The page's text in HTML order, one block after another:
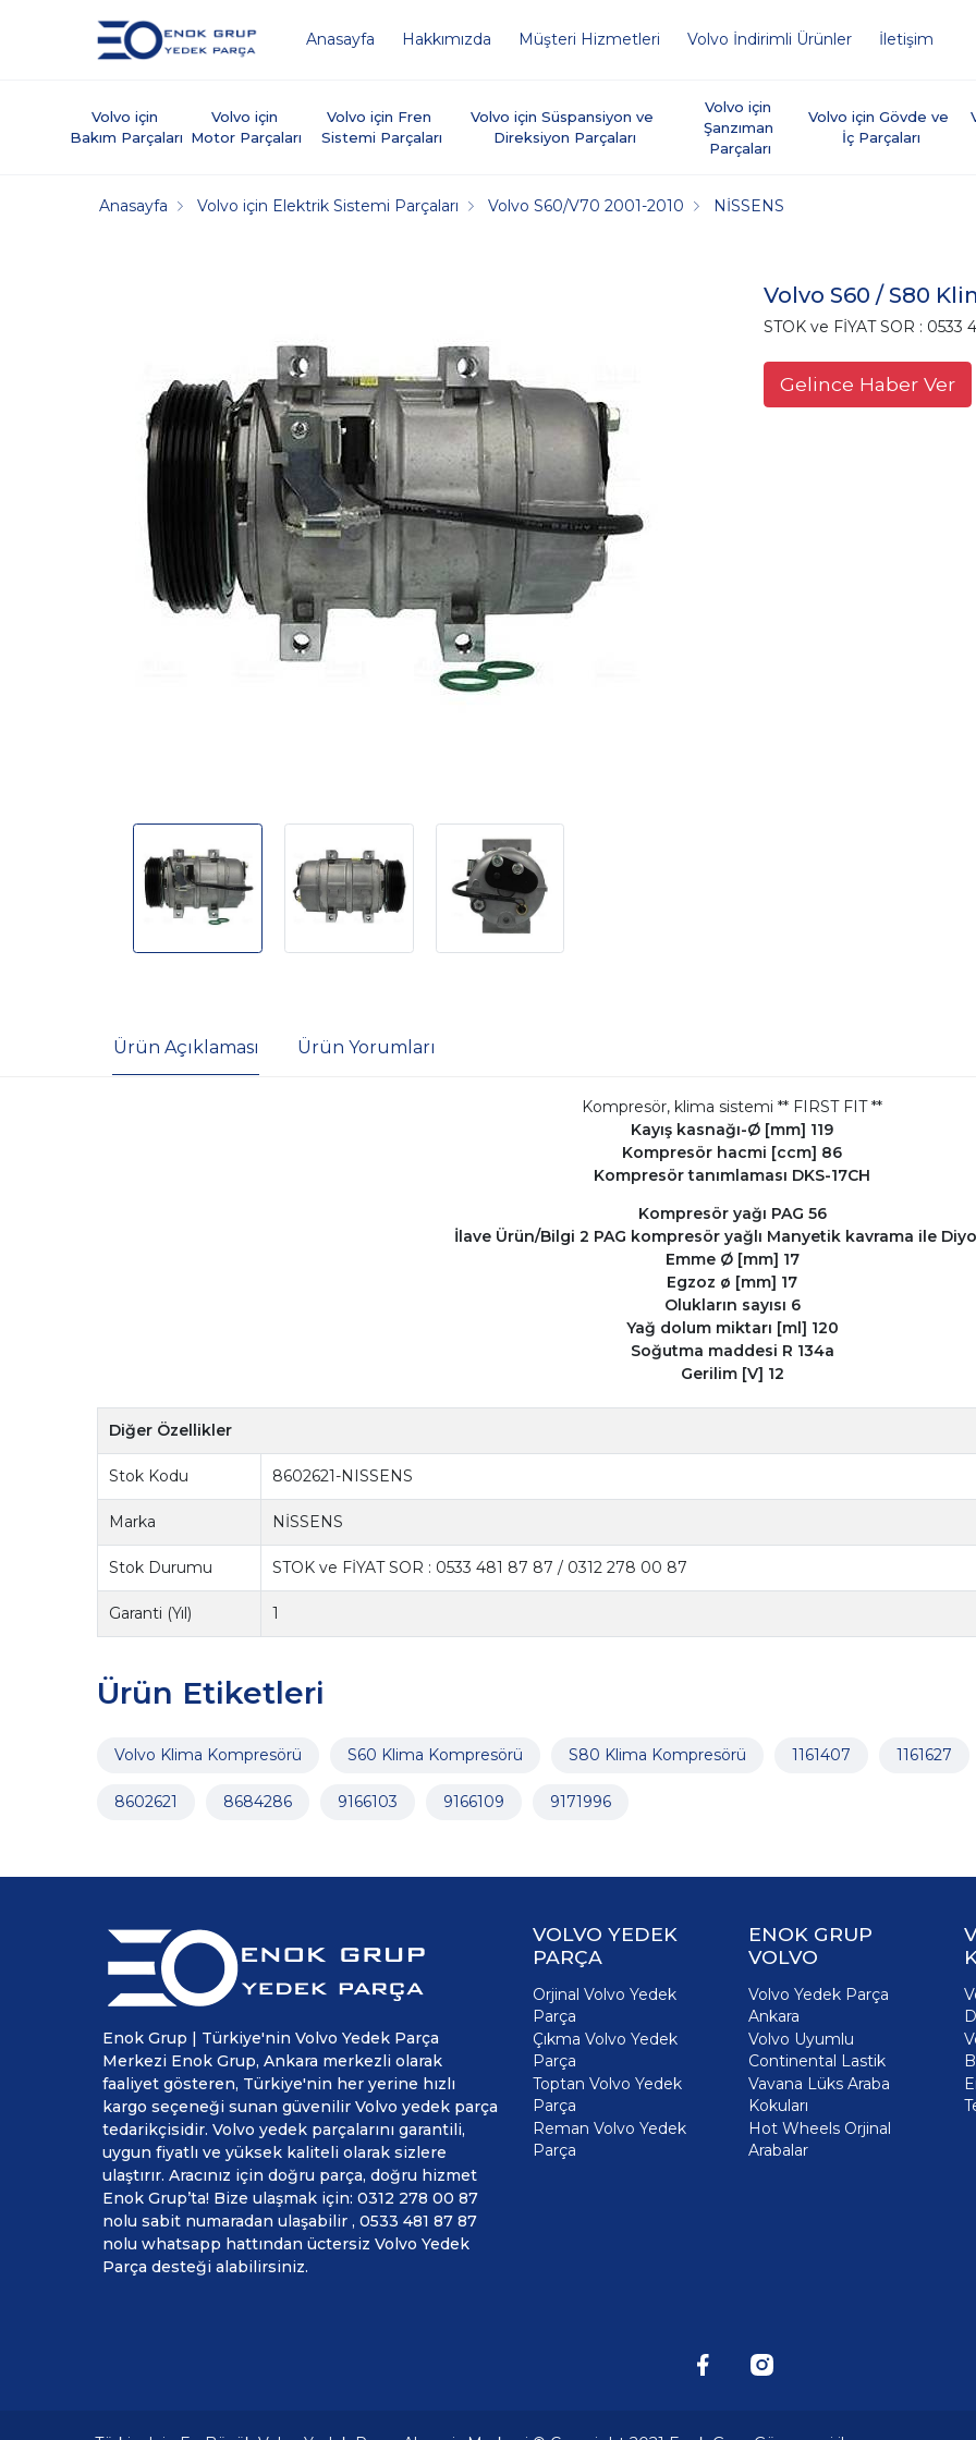
Anasayfa Hakkımızda Müşteri Hizmetleri Volvo İndirimli Ürünler İletişim
Volvo için
Bakım Parçaları
Volvo için
Motor Parçaları
Volvo için Fren
Sistemi Parçaları
Volvo için Süspansiyon ve
Direksiyon Parçaları
Volvo için
Şanzıman
Parçaları
Volvo için Gövde ve
İç Parçaları
Anasayfa Volvo için Elektrik Sistemi Parçaları Volvo S60/V70 2001-2010 NİSSENS
Volvo S60 / S80
STOK ve FİYAT SOR :
Gelince Haber Ver
Ürün Açıklaması Ürün Yorumları
Kompresör, klima sistemi ** FIRST FIT **
Kayış kasnağı-Ø [mm] 119
Kompresör hacmi [ccm] 86
Kompresör tanımlaması DKS-17CH
Kompresör yağı PAG 56
İlave Ürün/Bilgi 2 PAG kompresör yağlı Manyetik kavrama ile
Emme Ø [mm] 17
Egzoz ø [mm] 17
Olukların sayısı 6
Yağ dolum miktarı [ml] 120
Soğutma maddesi R 134a
Gerilim [V] 12
Diğer Özellikler
Stok Kodu 8602621-NISSENS
Marka NİSSENS
Stok Durumu STOK ve FİYAT SOR : 0533 481 87 87 / 0312 278 00 87
Garanti (Yıl) 1
Ürün Etiketleri
Volvo Klima Kompresörü S60 Klima Kompresörü S80 Klima Kompresörü 1161407 1161627
8602621 8684286 9166103 9166109 9171996
Enok Grup | Türkiye'nin Volvo Yedek Parça
Merkezi Enok Grup, Ankara merkezli olarak
faaliyet gösteren, Türkiye'nin her yerine hızlı
kargo seçeneği sunan güvenilir Volvo yedek parça
tedarikçisidir. Volvo yedek parçalarını garantili,
uygun fiyatlı ve yüksek kaliteli olarak sizlere
ulaştırır. Aracınız için doğru parça, doğru hizmet
Enok Grup’ta! Bize ulaşmak için: 0312 278 00 87
nolu sabit numaradan ulaşabilir , 0533 481 87 87
nolu whatsapp hattından üctersiz Volvo Yedek
Parça desteği alabilirsiniz.
VOLVO YEDEK
PARÇA
Orjinal Volvo Yedek
Parça
Çıkma Volvo Yedek
Parça
Toptan Volvo Yedek
Parça
Reman Volvo Yedek
Parça
ENOK GRUP
VOLVO
Volvo Yedek Parça
Ankara
Volvo Uyumlu
Continental Lastik
Vavana Lüks Araba
Kokuları
Hot Wheels Orjinal
Arabalar